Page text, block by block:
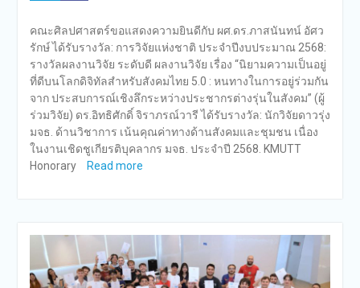
คณะศิลปศาสตร์ขอแสดงความยินดีกับ ผศ.ดร.ภาสนันทน์ อัศว
รักษ์ ได้รับรางวัล: การวิจัยแห่งชาติ ประจําปีงบประมาณ 2568:
รางวัลผลงานวิจัย ระดับดี ผลงานวิจัย เรื่อง “นิยามความเป็นอยู่
ที่ดีบนโลกดิจิทัลสำหรับสังคมไทย 5.0 : หนทางในการอยู่ร่วมกัน
จาก ประสบการณ์เชิงลึกระหว่างประชากรต่างรุ่นในสังคม” (ผู้
ร่วมวิจัย) ดร.อิทธิศักดิ์ จิราภรณ์วารี ได้รับรางวัล: นักวิจัยดาวรุ่ง
มจธ. ด้านวิชาการ เน้นคุณค่าทางด้านสังคมและชุมชน เนื่อง
ในงานเชิดชูเกียรติบุคลากร มจธ. ประจำปี 2568. KMUTT
Honorary
Read more